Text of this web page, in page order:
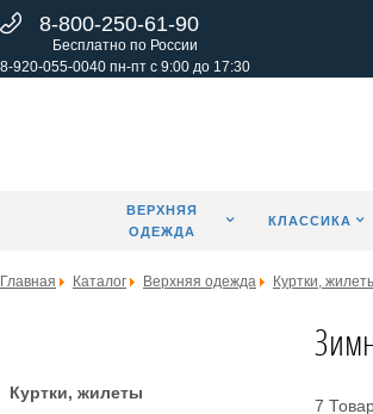
8-800-250-61-90
Бесплатно по России
8-920-055-0040 пн-пт с 9:00 до 17:30
ВЕРХНЯЯ
ОДЕЖДА
КЛАССИКА
Главная Каталог Верхняя одежда Куртки,
Куртки, жилеты
7